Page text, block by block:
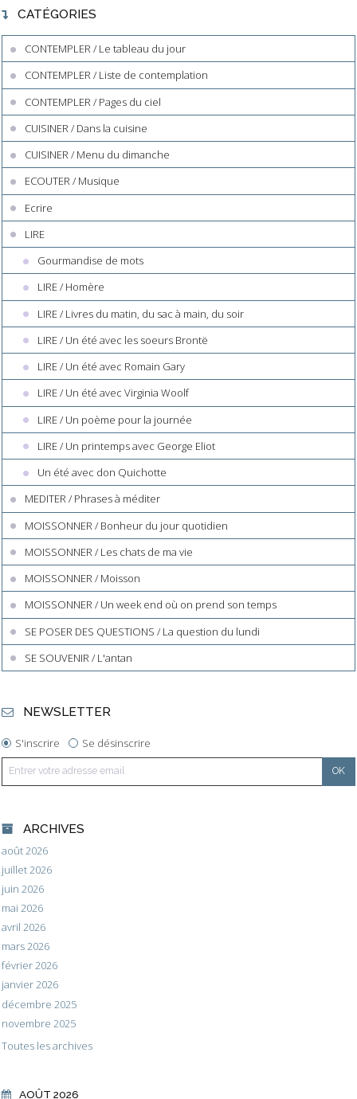
CATÉGORIES
CONTEMPLER / Le tableau du jour
CONTEMPLER / Liste de contemplation
CONTEMPLER / Pages du ciel
CUISINER / Dans la cuisine
CUISINER / Menu du dimanche
ECOUTER / Musique
Ecrire
LIRE
Gourmandise de mots
LIRE / Homère
LIRE / Livres du matin, du sac à main, du soir
LIRE / Un été avec les soeurs Brontë
LIRE / Un été avec Romain Gary
LIRE / Un été avec Virginia Woolf
LIRE / Un poème pour la journée
LIRE / Un printemps avec George Eliot
Un été avec don Quichotte
MEDITER / Phrases à méditer
MOISSONNER / Bonheur du jour quotidien
MOISSONNER / Les chats de ma vie
MOISSONNER / Moisson
MOISSONNER / Un week end où on prend son temps
SE POSER DES QUESTIONS / La question du lundi
SE SOUVENIR / L'antan
NEWSLETTER
S'inscrire Se désinscrire
ARCHIVES
août 2026
juillet 2026
juin 2026
mai 2026
avril 2026
mars 2026
février 2026
janvier 2026
décembre 2025
novembre 2025
Toutes les archives
AOÛT 2026